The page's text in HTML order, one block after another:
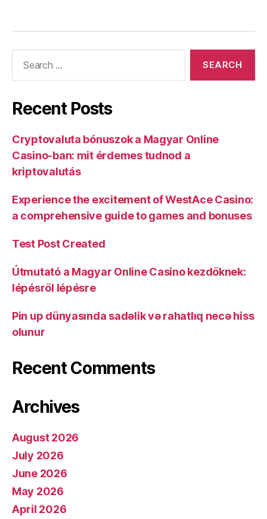
Recent Posts
Cryptovaluta bónuszok a Magyar Online
Casino-ban: mit érdemes tudnod a
kriptovalutás
Experience the excitement of WestAce Casino:
a comprehensive guide to games and bonuses
Test Post Created
Útmutató a Magyar Online Casino kezdőknek:
lépésről lépésre
Pin up dünyasında sadəlik və rahatlıq necə hiss
olunur
Recent Comments
Archives
August 2026
July 2026
June 2026
May 2026
April 2026